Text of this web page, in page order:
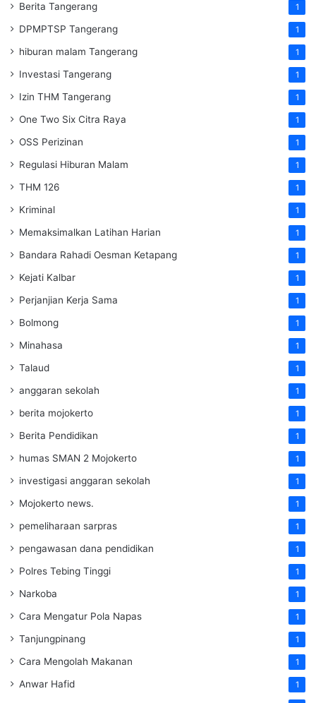
Berita Tangerang 1
DPMPTSP Tangerang 1
hiburan malam Tangerang 1
Investasi Tangerang 1
Izin THM Tangerang 1
One Two Six Citra Raya 1
OSS Perizinan 1
Regulasi Hiburan Malam 1
THM 126 1
Kriminal 1
Memaksimalkan Latihan Harian 1
Bandara Rahadi Oesman Ketapang 1
Kejati Kalbar 1
Perjanjian Kerja Sama 1
Bolmong 1
Minahasa 1
Talaud 1
anggaran sekolah 1
berita mojokerto 1
Berita Pendidikan 1
humas SMAN 2 Mojokerto 1
investigasi anggaran sekolah 1
Mojokerto news. 1
pemeliharaan sarpras 1
pengawasan dana pendidikan 1
Polres Tebing Tinggi 1
Narkoba 1
Cara Mengatur Pola Napas 1
Tanjungpinang 1
Cara Mengolah Makanan 1
Anwar Hafid 1